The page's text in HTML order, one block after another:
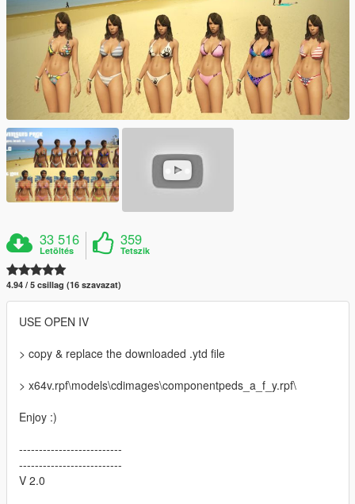
33 516
Letöltés
359
Tetszik
4.94 / 5 csillag (16 szavazat)
USE OPEN IV
> copy & replace the downloaded .ytd file
> x64v.rpf\models\cdimages\componentpeds_a_f_y.rpf\
Enjoy :)
--------------------------
--------------------------
V 2.0